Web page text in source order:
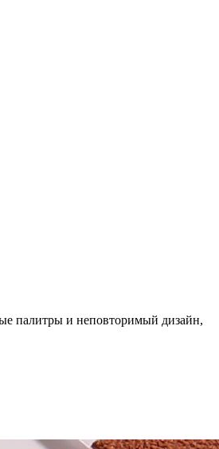
палитры и неповторимый дизайн,